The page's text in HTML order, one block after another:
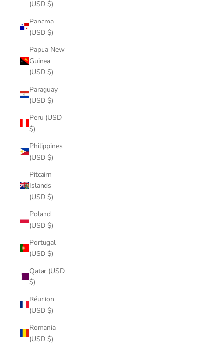
(USD $)
Panama
(USD $)
Papua New
Guinea
(USD $)
Paraguay
(USD $)
Peru (USD
$)
Philippines
(USD $)
Pitcairn
Islands
(USD $)
Poland
(USD $)
Portugal
(USD $)
Qatar (USD
$)
Réunion
(USD $)
Romania
(USD $)